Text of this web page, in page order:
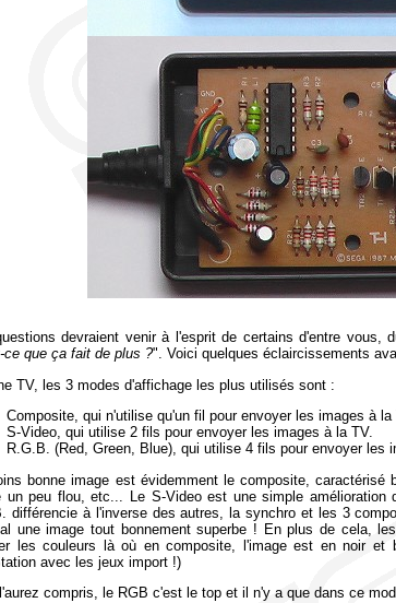
devraient venir à l'esprit de certains d'entre vous,
ce que ça fait de plus ?". Voici quelques éclaircissements
TV, les 3 modes d'affichage les plus utilisés sont :
Composite, qui n'utilise qu'un fil pour envoyer les images à la
S-Video, qui utilise 2 fils pour envoyer les images à la TV.
R.G.B. (Red, Green, Blue), qui utilise 4 fils pour envoyer les
bonne image est évidemment le composite,
un peu flou, etc... Le S-Video est une simple
différencie à l'inverse des autres, la synchro et les 3
une image tout bonnement superbe ! En plus de cela,
les couleurs là où en composite, l'image est en noir et
avec les jeux import !)
compris, le RGB c'est le top et il n'y a que dans ce